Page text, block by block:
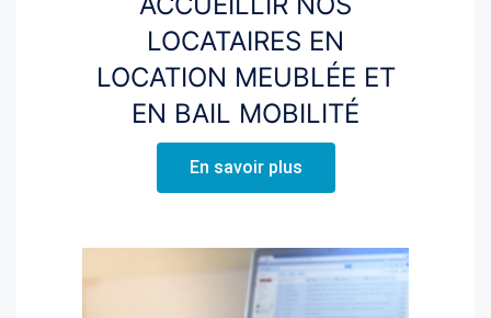
LOCATAIRES EN
LOCATION MEUBLÉE ET
EN BAIL MOBILITÉ
En savoir plus